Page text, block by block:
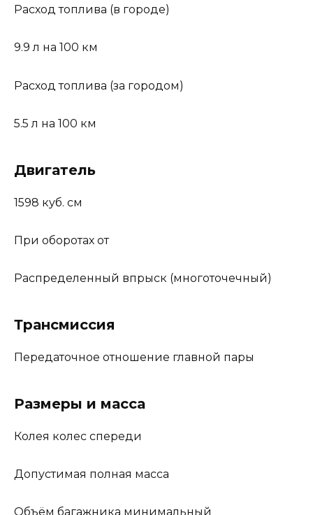
Расход топлива (в городе)
9.9 л на 100 км
Расход топлива (за городом)
5.5 л на 100 км
Двигатель
1598 куб. см
При оборотах от
Распределенный впрыск (многоточечный)
Трансмиссия
Передаточное отношение главной пары
Размеры и масса
Колея колес спереди
Допустимая полная масса
Объём багажника минимальный